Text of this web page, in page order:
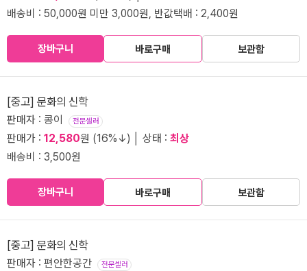
배송비 : 50,000원 미만 3,000원, 반값택배 : 2,400원
장바구니 바로구매 보관함
[중고] 문화의 신학
판매자 : 콩이 전문셀러
판매가 : 12,580원 (16%↓) │ 상태 : 최상
배송비 : 3,500원
장바구니 바로구매 보관함
[중고] 문화의 신학
판매자 : 편안한공간 전문셀러